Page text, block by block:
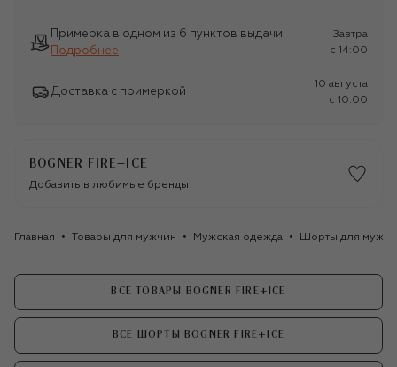
Примерка в одном из 6 пунктов выдачи
Подробнее
Завтра
c 14:00
Доставка с примеркой
10 августа
c 10:00
BOGNER FIRE+ICE
Добавить в любимые бренды
Главная Товары для мужчин Мужская одежда Шорты для
ВСЕ ТОВАРЫ BOGNER FIRE+ICE
ВСЕ ШОРТЫ BOGNER FIRE+ICE